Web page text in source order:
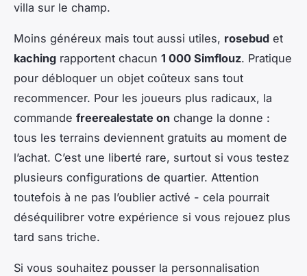
villa sur le champ.
Moins généreux mais tout aussi utiles, rosebud et
kaching rapportent chacun 1 000 Simflouz. Pratique
pour débloquer un objet coûteux sans tout
recommencer. Pour les joueurs plus radicaux, la
commande freerealestate on change la donne :
tous les terrains deviennent gratuits au moment de
l’achat. C’est une liberté rare, surtout si vous testez
plusieurs configurations de quartier. Attention
toutefois à ne pas l’oublier activé - cela pourrait
déséquilibrer votre expérience si vous rejouez plus
tard sans triche.
Si vous souhaitez pousser la personnalisation